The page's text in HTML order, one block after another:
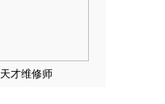
天才维修师